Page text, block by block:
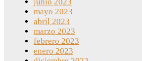
mayo 2023
abril 2023
marzo 2023
febrero 2023
enero 2023